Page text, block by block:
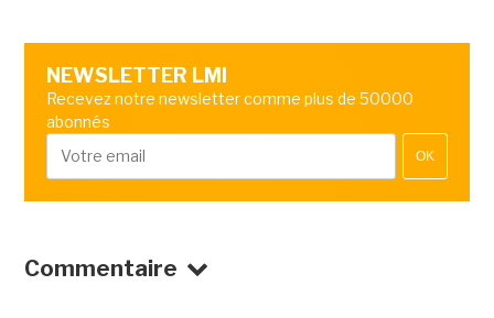
NEWSLETTER LMI
Recevez notre newsletter comme plus de 50000
abonnés
OK
Commentaire